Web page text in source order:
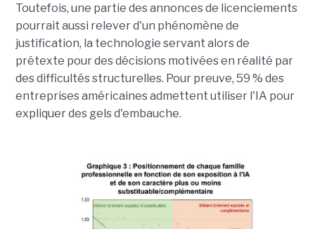
Toutefois, une partie des annonces de licenciements
pourrait aussi relever d'un phénomène de
justification, la technologie servant alors de
prétexte pour des décisions motivées en réalité par
des difficultés structurelles. Pour preuve, 59 % des
entreprises américaines admettent utiliser l'IA pour
expliquer des gels d'embauche.